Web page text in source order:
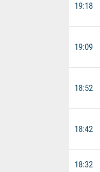
19:18
19:09
18:52
18:42
18:32